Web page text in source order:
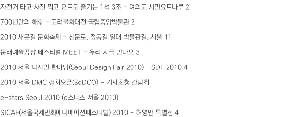
자전거 타고 사진 찍고 요트도 즐기는 1석 3조 - 여의도 시민요트나루 2
700년만의 해후 - 고려불화대전 국립중앙박물관 2
2010 새문길 문화축제 - 신문로, 정동길 일대 박물관길, 서울 11
문래예술공장 페스티벌 MEET - 우리 지금 만나요 3
2010 서울 디자인 한마당(Seoul Design Fair 2010) - SDF 2010 4
2010 서울 DMC 컬처오픈(SeDCO) - 기자초청 간담회
e-stars Seoul 2010 (e스타즈 서울 2010)
SICAF(서울국제만화애니메이션페스티벌) 2010 - 허영만 특별전 4